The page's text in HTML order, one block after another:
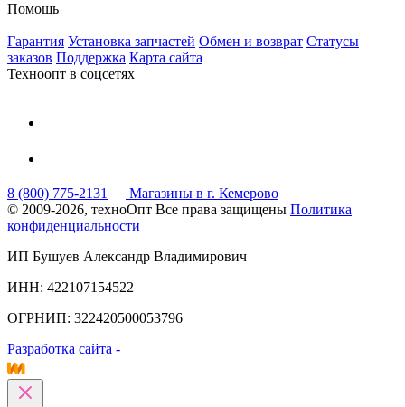
Помощь
Гарантия Установка запчастей Обмен и возврат Статусы
заказов Поддержка Карта сайта
Техноопт в соцсетях
8 (800) 775-2131
Магазины в г. Кемерово
© 2009-2026, техноОпт Все права защищены Политика
конфиденциальности
ИП Бушуев Александр Владимирович
ИНН: 422107154522
ОГРНИП: 322420500053796
Разработка сайта -